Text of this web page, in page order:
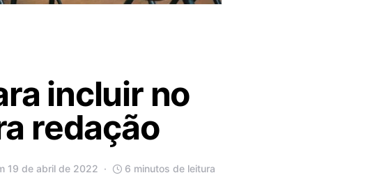
incluir no
redação
19 de abril de 2022 6 minutos de leitura